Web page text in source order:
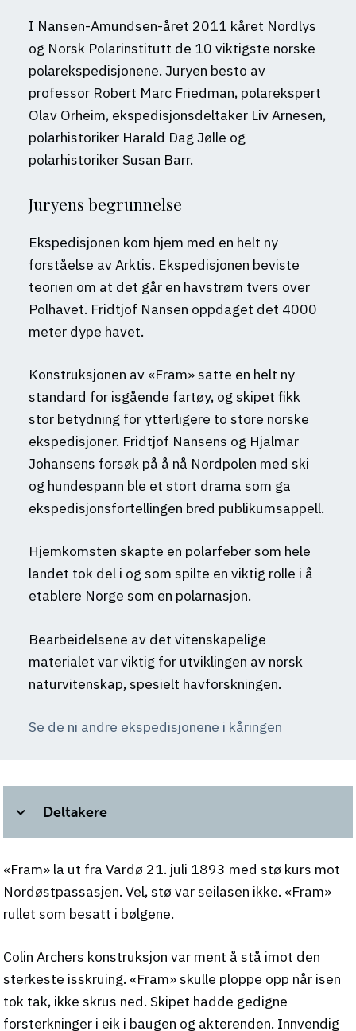
I Nansen-Amundsen-året 2011 kåret Nordlys
og Norsk Polarinstitutt de 10 viktigste norske
polarekspedisjonene. Juryen besto av
professor Robert Marc Friedman, polarekspert
Olav Orheim, ekspedisjonsdeltaker Liv Arnesen,
polarhistoriker Harald Dag Jølle og
polarhistoriker Susan Barr.
Juryens begrunnelse
Ekspedisjonen kom hjem med en helt ny
forståelse av Arktis. Ekspedisjonen beviste
teorien om at det går en havstrøm tvers over
Polhavet. Fridtjof Nansen oppdaget det 4000
meter dype havet.
Konstruksjonen av «Fram» satte en helt ny
standard for isgående fartøy, og skipet fikk
stor betydning for ytterligere to store norske
ekspedisjoner. Fridtjof Nansens og Hjalmar
Johansens forsøk på å nå Nordpolen med ski
og hundespann ble et stort drama som ga
ekspedisjonsfortellingen bred publikumsappell.
Hjemkomsten skapte en polarfeber som hele
landet tok del i og som spilte en viktig rolle i å
etablere Norge som en polarnasjon.
Bearbeidelsene av det vitenskapelige
materialet var viktig for utviklingen av norsk
naturvitenskap, spesielt havforskningen.
Se de ni andre ekspedisjonene i kåringen
Deltakere
«Fram» la ut fra Vardø 21. juli 1893 med stø kurs mot
Nordøstpassasjen. Vel, stø var seilasen ikke. «Fram»
rullet som besatt i bølgene.
Colin Archers konstruksjon var ment å stå imot den
sterkeste isskruing. «Fram» skulle ploppe opp når isen
tok tak, ikke skrus ned. Skipet hadde gedigne
forsterkninger i eik i baugen og akterenden. Innvendig